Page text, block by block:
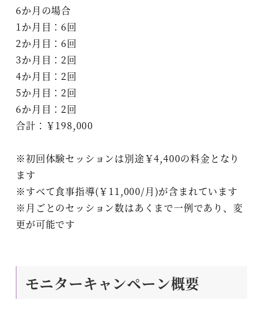
6か月の場合
1か月目：6回
2か月目：6回
3か月目：2回
4か月目：2回
5か月目：2回
6か月目：2回
合計：￥198,000
※初回体験セッションは別途￥4,400の料金となり
ます
※すべて食事指導(￥11,000/月)が含まれています
※月ごとのセッション数はあくまで一例であり、変
更が可能です
モニターキャンペーン概要